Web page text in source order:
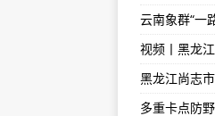
视频丨黑龙